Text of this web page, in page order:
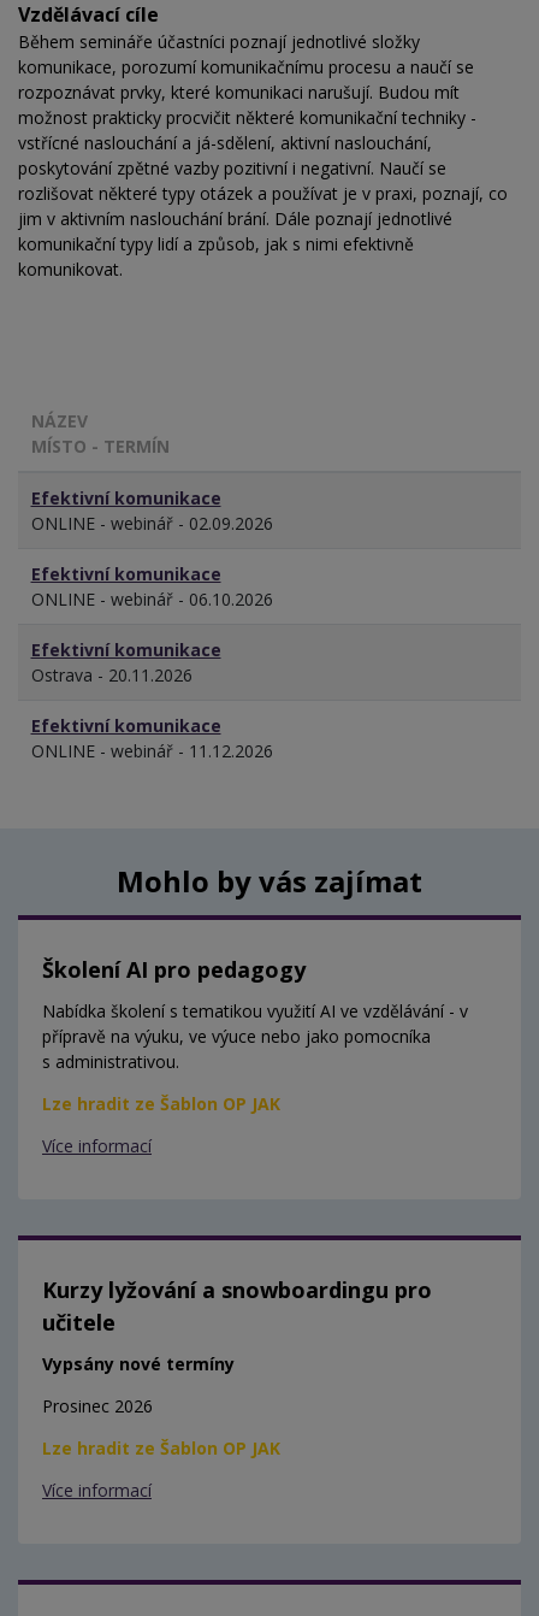
Vzdělávací cíle
Během semináře účastníci poznají jednotlivé složky
komunikace, porozumí komunikačnímu procesu a naučí se
rozpoznávat prvky, které komunikaci narušují. Budou mít
možnost prakticky procvičit některé komunikační techniky -
vstřícné naslouchání a já-sdělení, aktivní naslouchání,
poskytování zpětné vazby pozitivní i negativní. Naučí se
rozlišovat některé typy otázek a používat je v praxi, poznají, co
jim v aktivním naslouchání brání. Dále poznají jednotlivé
komunikační typy lidí a způsob, jak s nimi efektivně
komunikovat.
NÁZEV
MÍSTO - TERMÍN
Efektivní komunikace
ONLINE - webinář - 02.09.2026
Efektivní komunikace
ONLINE - webinář - 06.10.2026
Efektivní komunikace
Ostrava - 20.11.2026
Efektivní komunikace
ONLINE - webinář - 11.12.2026
Mohlo by vás zajímat
Školení AI pro pedagogy
Nabídka školení s tematikou využití AI ve vzdělávání - v
přípravě na výuku, ve výuce nebo jako pomocníka
s administrativou.
Lze hradit ze Šablon OP JAK
Více informací
Kurzy lyžování a snowboardingu pro
učitele
Vypsány nové termíny
Prosinec 2026
Lze hradit ze Šablon OP JAK
Více informací